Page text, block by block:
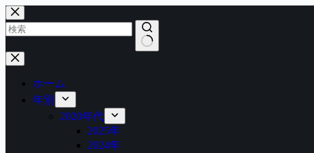
コ
ン
テ
ン
ツ
結
ホーム
年別
2020年代
2025年
2024年